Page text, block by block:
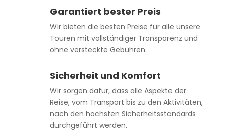
Garantiert bester Preis
Wir bieten die besten Preise für alle unsere
Touren mit vollständiger Transparenz und
ohne versteckte Gebühren.
Sicherheit und Komfort
Wir sorgen dafür, dass alle Aspekte der
Reise, vom Transport bis zu den Aktivitäten,
nach den höchsten Sicherheitsstandards
durchgeführt werden.